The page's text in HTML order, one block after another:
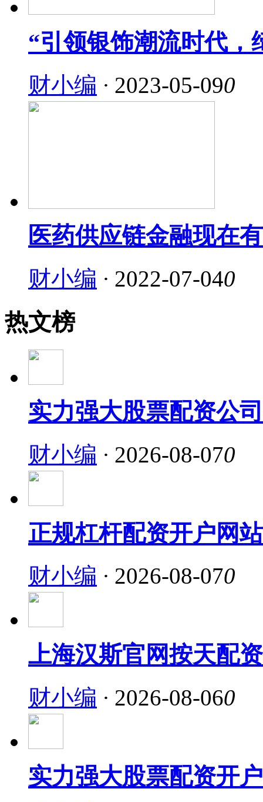
“引领银饰潮流时代，
财小编 · 2023-05-090
医药供应链金融现在
财小编 · 2022-07-040
热文榜
实力强大股票配资公
财小编 · 2026-08-070
正规杠杆配资开户网
财小编 · 2026-08-070
上海汉斯官网按天配
财小编 · 2026-08-060
实力强大股票配资开